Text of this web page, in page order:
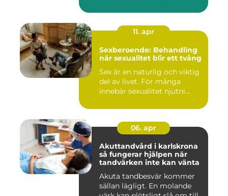
11. apr
Sexberoende: Behandling
när sexualitet blir ett tvång
Sex är en naturlig och viktig
del av livet. För många
innebär sexualitet njutni...
06. apr
Akuttandvård i karlskrona
så fungerar hjälpen när
tandvärken inte kan vänta
Akuta tandbesvär kommer
sällan lägligt. En molande